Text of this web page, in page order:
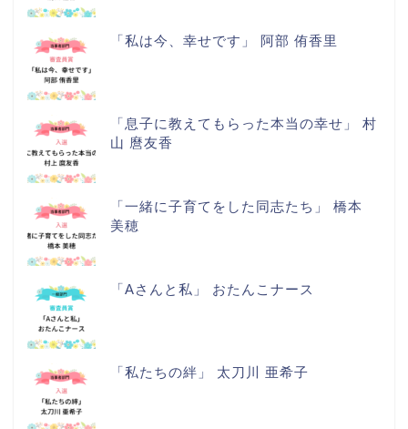
「私は今、幸せです」 阿部 侑香里
「息子に教えてもらった本当の幸せ」 村
山 麿友香
「一緒に子育てをした同志たち」 橋本
美穂
「Aさんと私」 おたんこナース
「私たちの絆」 太刀川 亜希子